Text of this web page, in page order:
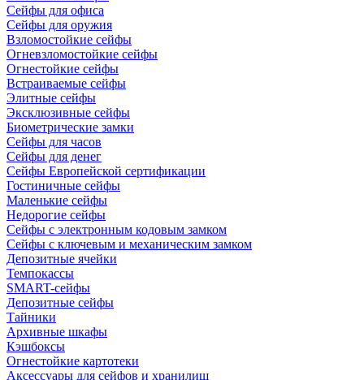
Сейфы для офиса
Сейфы для оружия
Взломостойкие сейфы
Огневзломостойкие сейфы
Огнестойкие сейфы
Встраиваемые сейфы
Элитные сейфы
Эксклюзивные сейфы
Биометрические замки
Сейфы для часов
Сейфы для денег
Сейфы Европейской сертификации
Гостиничные сейфы
Маленькие сейфы
Недорогие сейфы
Сейфы с электронным кодовым замком
Сейфы с ключевым и механическим замком
Депозитные ячейки
Темпокассы
SMART-сейфы
Депозитные сейфы
Тайники
Архивные шкафы
Кэшбоксы
Огнестойкие картотеки
Аксессуары для сейфов и хранилищ